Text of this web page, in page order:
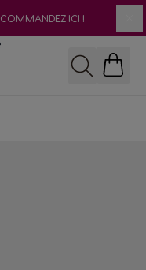
ICI !
Rechercher